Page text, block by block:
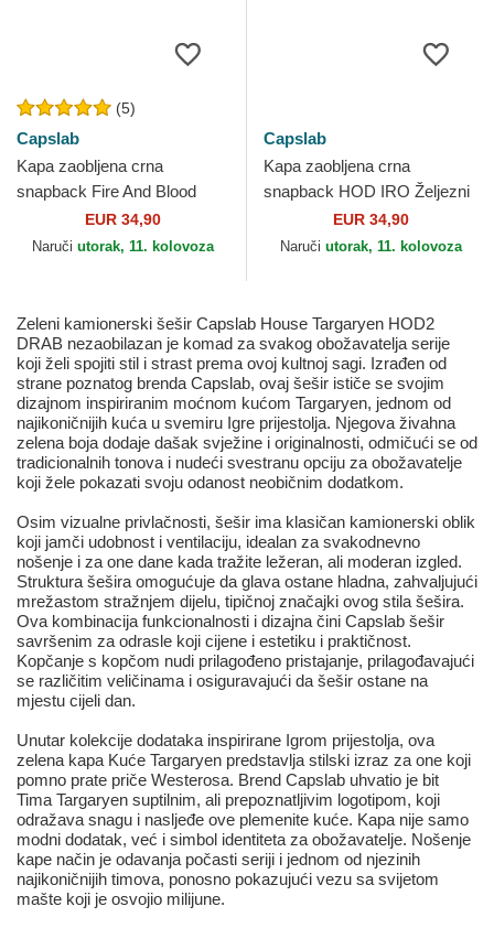
(5)
Capslab
Kapa zaobljena crna
snapback Fire And Blood
GOT BLO Dracarys Igra
prijestolja Capslab
EUR 34,90
Naruči utorak, 11. kolovoza
Capslab
Kapa zaobljena crna
snapback HOD IRO Željezni
Prijestol Igra prijestolja
Capslab
EUR 34,90
Naruči utorak, 11. kolovoza
Zeleni kamionerski šešir Capslab House Targaryen HOD2
DRAB nezaobilazan je komad za svakog obožavatelja serije
koji želi spojiti stil i strast prema ovoj kultnoj sagi. Izrađen od
strane poznatog brenda Capslab, ovaj šešir ističe se svojim
dizajnom inspiriranim moćnom kućom Targaryen, jednom od
najikoničnijih kuća u svemiru Igre prijestolja. Njegova živahna
zelena boja dodaje dašak svježine i originalnosti, odmičući se od
tradicionalnih tonova i nudeći svestranu opciju za obožavatelje
koji žele pokazati svoju odanost neobičnim dodatkom.
Osim vizualne privlačnosti, šešir ima klasičan kamionerski oblik
koji jamči udobnost i ventilaciju, idealan za svakodnevno
nošenje i za one dane kada tražite ležeran, ali moderan izgled.
Struktura šešira omogućuje da glava ostane hladna, zahvaljujući
mrežastom stražnjem dijelu, tipičnoj značajki ovog stila šešira.
Ova kombinacija funkcionalnosti i dizajna čini Capslab šešir
savršenim za odrasle koji cijene i estetiku i praktičnost.
Kopčanje s kopčom nudi prilagođeno pristajanje, prilagođavajući
se različitim veličinama i osiguravajući da šešir ostane na
mjestu cijeli dan.
Unutar kolekcije dodataka inspirirane Igrom prijestolja, ova
zelena kapa Kuće Targaryen predstavlja stilski izraz za one koji
pomno prate priče Westerosa. Brend Capslab uhvatio je bit
Tima Targaryen suptilnim, ali prepoznatljivim logotipom, koji
odražava snagu i nasljeđe ove plemenite kuće. Kapa nije samo
modni dodatak, već i simbol identiteta za obožavatelje. Nošenje
kape način je odavanja počasti seriji i jednom od njezinih
najikoničnijih timova, ponosno pokazujući vezu sa svijetom
mašte koji je osvojio milijune.